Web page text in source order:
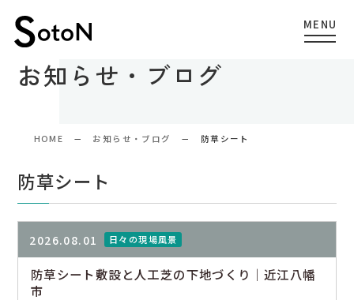
お知らせ・ブログ
HOME お知らせ・ブログ 防草シート
防草シート
2026.08.01 日々の現場風景
防草シート敷設と人工芝の下地づくり｜近江八幡
市